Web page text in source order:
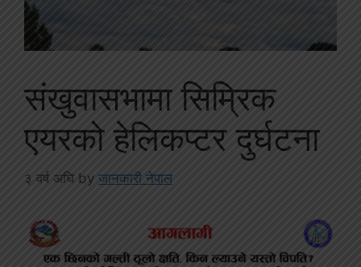
संखुवासभामा सिम्रिक
एयरको हेलिकप्टर दुर्घटना
३ वर्ष अघि by जानकारी नेपाल